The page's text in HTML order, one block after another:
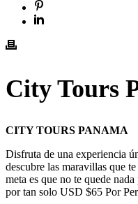
City Tours
CITY TOURS PANAMA
Disfruta de una experiencia
descubre las maravillas que
meta es que no te quede
por tan solo USD $65 Por